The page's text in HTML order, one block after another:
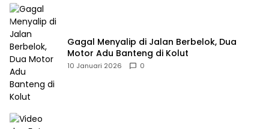
Gagal Menyalip di Jalan Berbelok, Dua
Motor Adu Banteng di Kolut
10 Januari 2026 0